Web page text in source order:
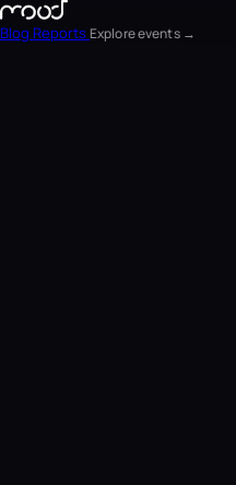
Blog Reports Explore events →